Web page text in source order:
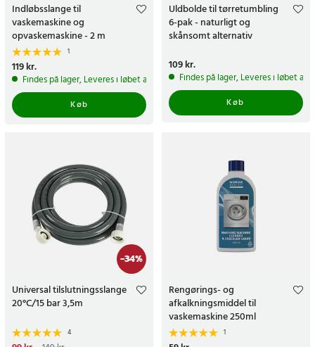
Indløbsslange til
vaskemaskine og
opvaskemaskine - 2 m
1
Pris:119 kr.
119 kr.
Findes på lager, Leveres i løbet af 1-2 hverdage
Køb
Uldbolde til tørretumbling
6-pak - naturligt og
skånsomt alternativ
Pris:109 kr.
109 kr.
Findes på lager, Leveres i løbet af
Køb
-34%
Universal tilslutningsslange
20°C/15 bar 3,5m
4
Rengørings- og
afkalkningsmiddel til
vaskemaskine 250ml
1